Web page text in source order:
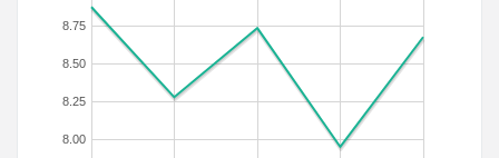
8.00
8.25
8.50
8.75